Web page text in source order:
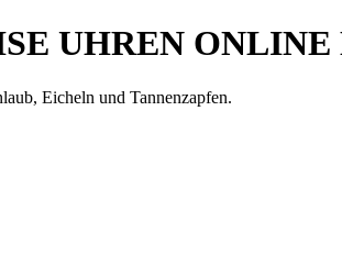
UHREN ONLINE
Eicheln und Tannenzapfen.